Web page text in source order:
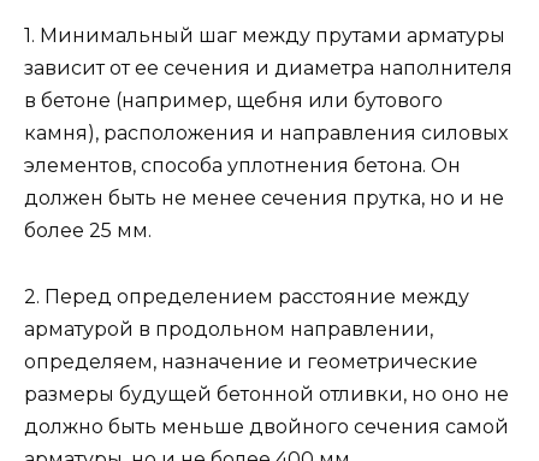
1. Минимальный шаг между прутами арматуры
зависит от ее сечения и диаметра наполнителя
в бетоне (например, щебня или бутового
камня), расположения и направления силовых
элементов, способа уплотнения бетона. Он
должен быть не менее сечения прутка, но и не
более 25 мм.
2. Перед определением расстояние между
арматурой в продольном направлении,
определяем, назначение и геометрические
размеры будущей бетонной отливки, но оно не
должно быть меньше двойного сечения самой